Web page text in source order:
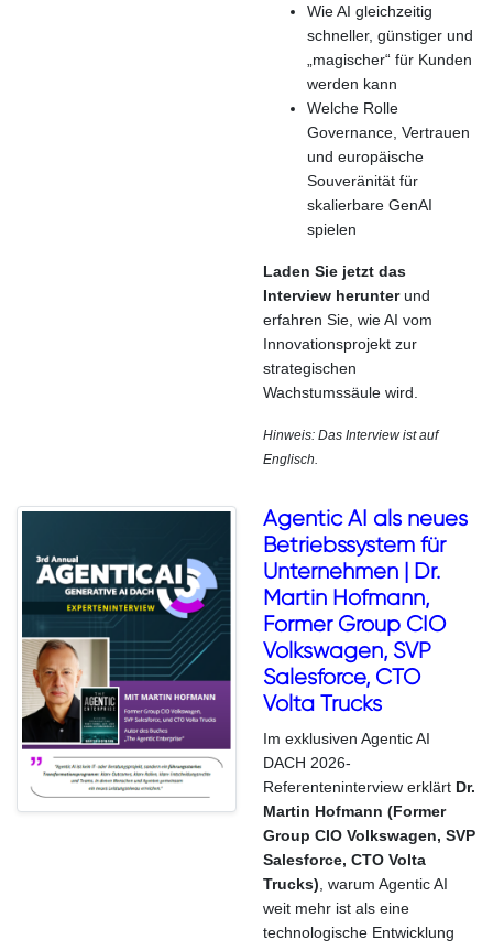
Wie AI gleichzeitig
schneller, günstiger und
„magischer“ für Kunden
werden kann
Welche Rolle
Governance, Vertrauen
und europäische
Souveränität für
skalierbare GenAI
spielen
Laden Sie jetzt das
Interview herunter und
erfahren Sie, wie AI vom
Innovationsprojekt zur
strategischen
Wachstumssäule wird.
Hinweis: Das Interview ist auf
Englisch.
Agentic AI als neues
Betriebssystem für
Unternehmen | Dr.
Martin Hofmann,
Former Group CIO
Volkswagen, SVP
Salesforce, CTO
Volta Trucks
Im exklusiven Agentic AI
DACH 2026-
Referenteninterview erklärt Dr.
Martin Hofmann (Former
Group CIO Volkswagen, SVP
Salesforce, CTO Volta
Trucks) warum Agentic AI
weit mehr ist als eine
technologische Entwicklung